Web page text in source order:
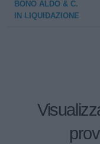
BONO ALDO & C.
IN LIQUIDAZIONE